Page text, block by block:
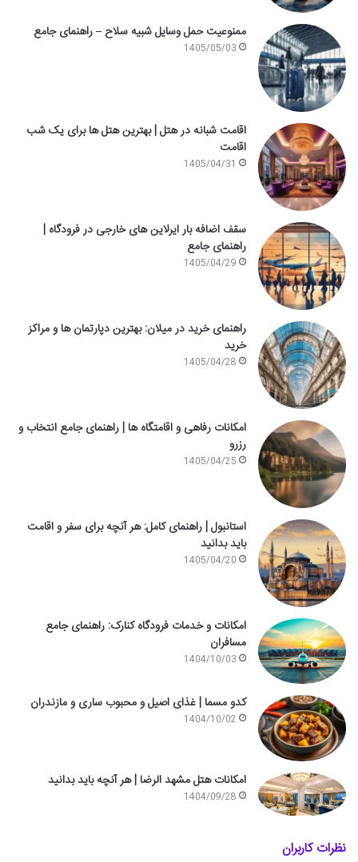
ممنوعیت حمل وسایل شبیه سلاح – راهنمای جامع
1405/05/03
اقامت شبانه در هتل | بهترین هتل ها برای یک شب
اقامت
1405/04/31
سقف اضافه بار ایرلاین های خارجی در فرودگاه |
راهنمای جامع
1405/04/29
راهنمای خرید در میلان: بهترین دپارتمان ها و مراکز
خرید
1405/04/28
امکانات رفاهی و اقامتگاه ها | راهنمای جامع انتخاب و
رزرو
1405/04/25
استانبول | راهنمای کامل: هر آنچه برای سفر و اقامت
باید بدانید
1405/04/20
امکانات و خدمات فرودگاه کنارک: راهنمای جامع
مسافران
1404/10/03
کدو مسما | غذای اصیل و محبوب ساری و مازندران
1404/10/02
امکانات هتل مشهد الرضا | هر آنچه باید بدانید
1404/09/28
نظرات کاربران